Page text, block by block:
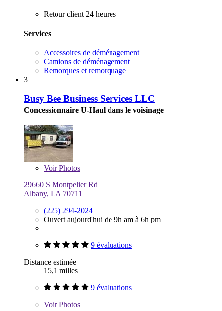
Retour client 24 heures
Services
Accessoires de déménagement
Camions de déménagement
Remorques et remorquage
3
Busy Bee Business Services LLC
Concessionnaire U-Haul dans le voisinage
VoirPhotos
29660 S Montpelier Rd
Albany, LA 70711
(225) 294-2024
Ouvert aujourd'hui de 9h am à 6h pm
9 évaluations
Distance estimée
15,1 milles
9 évaluations
VoirPhotos